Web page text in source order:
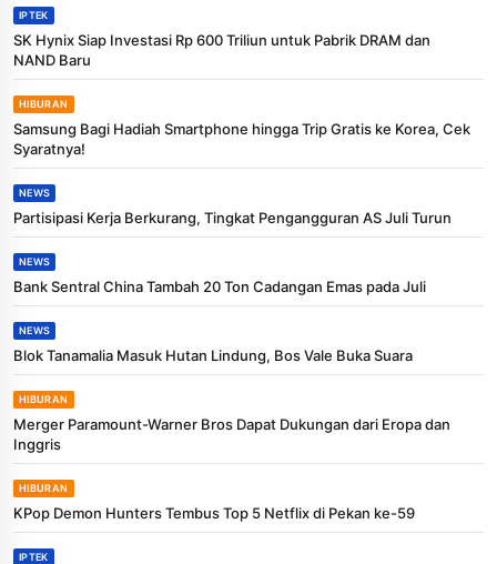
IPTEK
SK Hynix Siap Investasi Rp 600 Triliun untuk Pabrik DRAM dan
NAND Baru
HIBURAN
Samsung Bagi Hadiah Smartphone hingga Trip Gratis ke Korea, Cek
Syaratnya!
NEWS
Partisipasi Kerja Berkurang, Tingkat Pengangguran AS Juli Turun
NEWS
Bank Sentral China Tambah 20 Ton Cadangan Emas pada Juli
NEWS
Blok Tanamalia Masuk Hutan Lindung, Bos Vale Buka Suara
HIBURAN
Merger Paramount-Warner Bros Dapat Dukungan dari Eropa dan
Inggris
HIBURAN
KPop Demon Hunters Tembus Top 5 Netflix di Pekan ke-59
IPTEK